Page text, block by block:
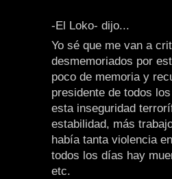
-El Loko- dijo...
Yo sé que me van a
desmemoriados por
poco de memoria y
presidente de todos
esta inseguridad
estabilidad, más
había tanta violencia
todos los días hay
etc.